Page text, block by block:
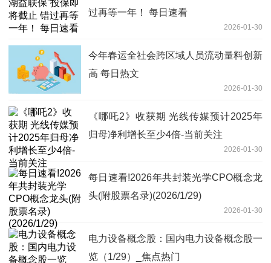
过再等一年！ 每日速看
2026-01-30
今年春运全社会跨区域人员流动量料创新
高 每日热文
2026-01-30
《哪吒2》收获期 光线传媒预计2025年
归母净利增长至少4倍-当前关注
2026-01-30
每日速看!2026年共封装光学CPO概念龙
头(附股票名录)(2026/1/29)
2026-01-30
电力设备概念股：国内电力设备概念股一
览（1/29）_焦点热门